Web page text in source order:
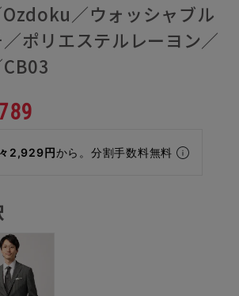
／ウォッシャブル
ポリエステルレーヨン／
2,929円から。分割手数料無料